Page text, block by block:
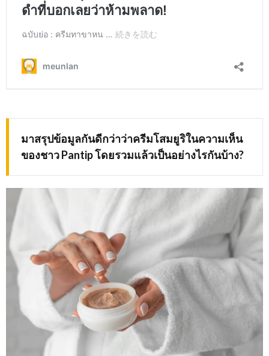
มาสรุปข้อมูลกันดีกว่าว่าครีมโสมยูริในความเห็น
ของชาวPantip โดยรวมแล้วเป็นอย่างไรกันบ้าง?